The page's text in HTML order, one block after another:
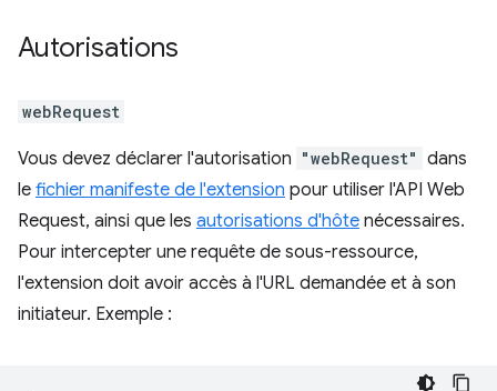
Autorisations
webRequest
Vous devez déclarer l'autorisation "webRequest" dans
le fichier manifeste de l'extension pour utiliser l'API Web
Request, ainsi que les autorisations d'hôte nécessaires.
Pour intercepter une requête de sous-ressource,
l'extension doit avoir accès à l'URL demandée et à son
initiateur. Exemple :